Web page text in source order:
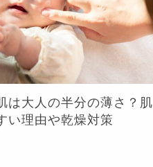
は大人の半分の薄さ？肌
い理由や乾燥対策